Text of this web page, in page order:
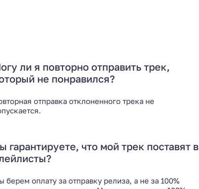
ли я повторно отправить трек,
не понравился?
отправка отклоненного трека не
гарантируете, что мой трек поставят в
берем оплату за отправку релиза, а не за 100%